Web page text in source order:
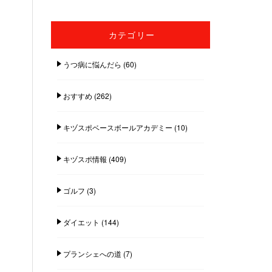
カテゴリー
うつ病に悩んだら (60)
おすすめ (262)
キヅスポベースボールアカデミー (10)
キヅスポ情報 (409)
ゴルフ (3)
ダイエット (144)
プランシェへの道 (7)